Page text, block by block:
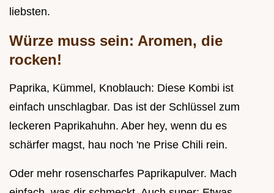
liebsten.
Würze muss sein: Aromen, die
rocken!
Paprika, Kümmel, Knoblauch: Diese Kombi ist
einfach unschlagbar. Das ist der Schlüssel zum
leckeren Paprikahuhn. Aber hey, wenn du es
schärfer magst, hau noch 'ne Prise Chili rein.
Oder mehr rosenscharfes Paprikapulver. Mach